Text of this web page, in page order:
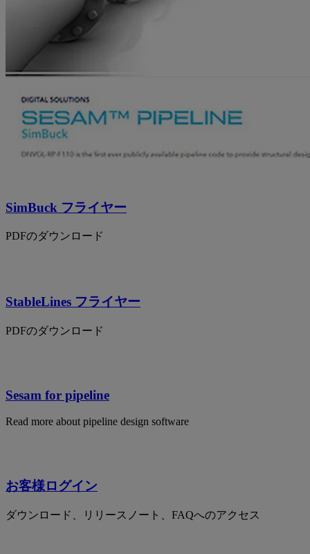
SimBuck フライヤー
PDFのダウンロード
StableLines フライヤー
PDFのダウンロード
Sesam for pipeline
Read more about pipeline design software
お客様ログイン
ダウンロード、リリースノート、FAQへのアクセス